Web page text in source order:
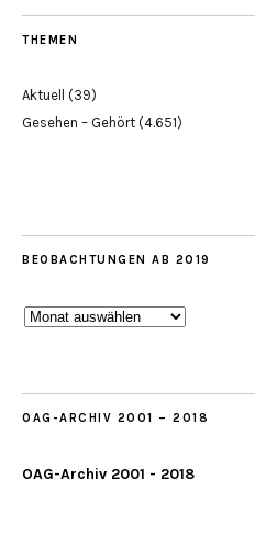
THEMEN
Aktuell
(39)
Gesehen – Gehört (4.651)
BEOBACHTUNGEN AB 2019
Beobachtungen
OAG-ARCHIV 2001 – 2018
OAG-Archiv 2001 - 2018